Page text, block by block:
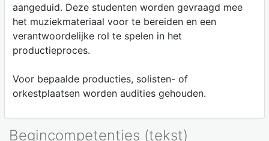
aangeduid. Deze studenten worden gevraagd mee
het muziekmateriaal voor te bereiden en een
verantwoordelijke rol te spelen in het
productieproces.
Voor bepaalde producties, solisten- of
orkestplaatsen worden audities gehouden.
Begincompetenties (tekst)